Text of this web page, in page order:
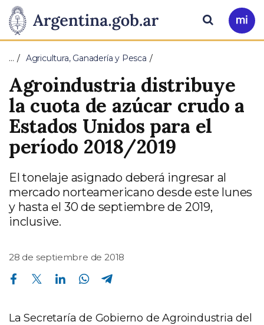
Presidencia
de
Nación
Pasar al contenido principal
Ir
a
Buscar
… Agricultura, Ganadería y Pesca
Agroindustria distribuye
la cuota de azúcar crudo a
Estados Unidos para el
período 2018/2019
El tonelaje asignado deberá ingresar al
mercado norteamericano desde este lunes
y hasta el 30 de septiembre de 2019,
inclusive.
28 de septiembre de 2018
Compartir en Facebook Compartir en Twitter Compartir en Linkedin Compartir en Whatsapp
La Secretaría de Gobierno de Agroindustria del